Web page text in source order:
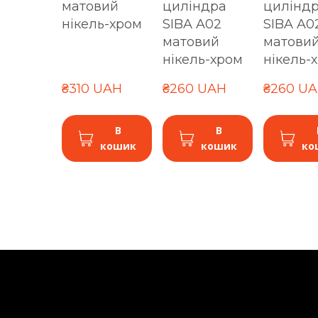
матовий
нікель-хром
₴310 UAH
В
кошик
циліндра
SIBA A02
матовий
нікель-хром
₴260 UAH
В
кошик
SIBA
матовий
нікель-
₴260